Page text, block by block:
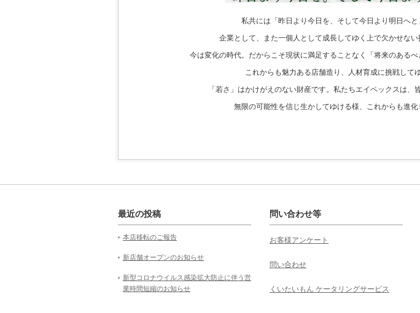
私共には「昨日より今日を、そして今日より明日へと
企業として、また一個人として成長してゆく上で欠かせない
今は変化の時代。だからこそ現状に満足することなく「将来のあるべ
これからも魅力ある店舗造り、人材育成に挑戦して
「若さ」はかけがえのない財産です。私たちエイペックスは、
無限の可能性を信じ生かしてゆける様、これからも進化
最近の投稿
本店移転のご報告
新店舗オープンのお知らせ
新型コロナウイルス感染拡大防止に伴う営
業時間短縮のお知らせ
問い合わせ等
お客様アンケート
問い合わせ
くいたいもん ケータリングサービス